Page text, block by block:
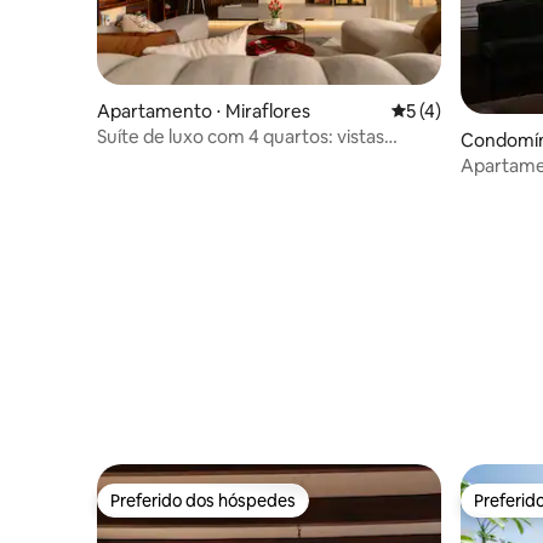
Apartamento ⋅ Miraflores 5 de uma
5 (4)
Suíte de luxo com 4 quartos: vistas
Preferido dos hóspedes
Preferido dos hóspedes